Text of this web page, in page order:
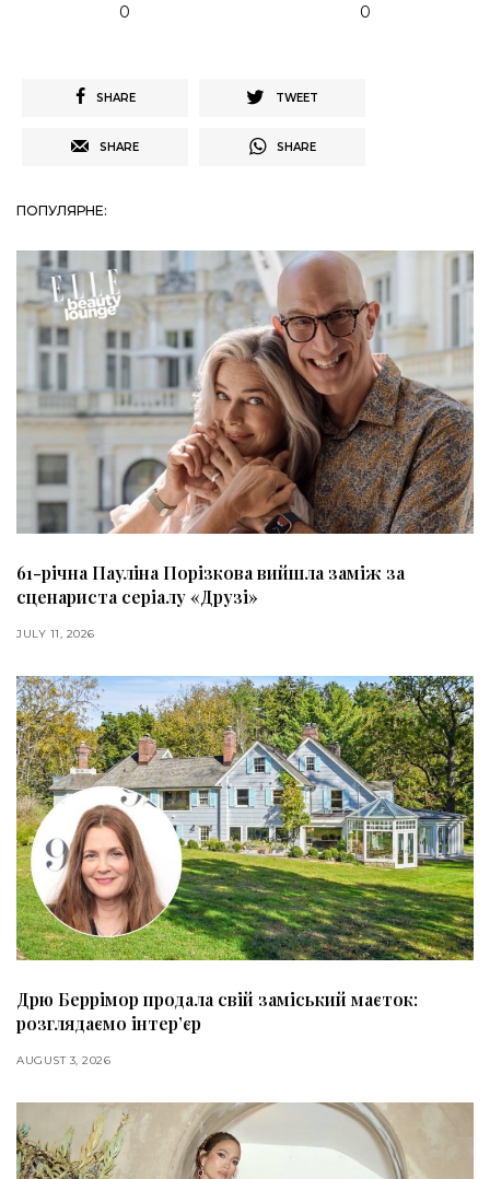
0 0
SHARE TWEET
SHARE SHARE
ПОПУЛЯРНЕ:
61-річна Пауліна Порізкова вийшла заміж за
сценариста серіалу «Друзі»
JULY 11, 2026
Дрю Беррімор продала свій заміський маєток:
розглядаємо інтер’єр
AUGUST 3, 2026